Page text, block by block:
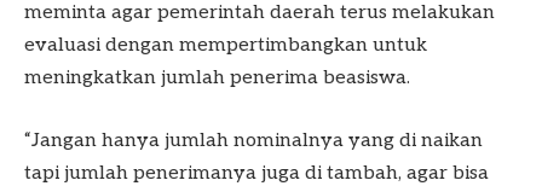
meminta agar pemerintah daerah terus melakukan
evaluasi dengan mempertimbangkan untuk
meningkatkan jumlah penerima beasiswa.
“Jangan hanya jumlah nominalnya yang di naikan
tapi jumlah penerimanya juga di tambah, agar bisa